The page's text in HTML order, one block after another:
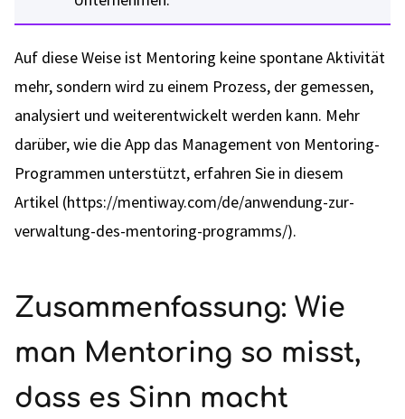
Auf diese Weise ist Mentoring keine spontane Aktivität
mehr, sondern wird zu einem Prozess, der gemessen,
analysiert und weiterentwickelt werden kann. Mehr
darüber, wie die App das Management von Mentoring-
Programmen unterstützt, erfahren Sie in diesem
Artikel (https://mentiway.com/de/anwendung-zur-
verwaltung-des-mentoring-programms/).
Zusammenfassung: Wie
man Mentoring so misst,
dass es Sinn macht